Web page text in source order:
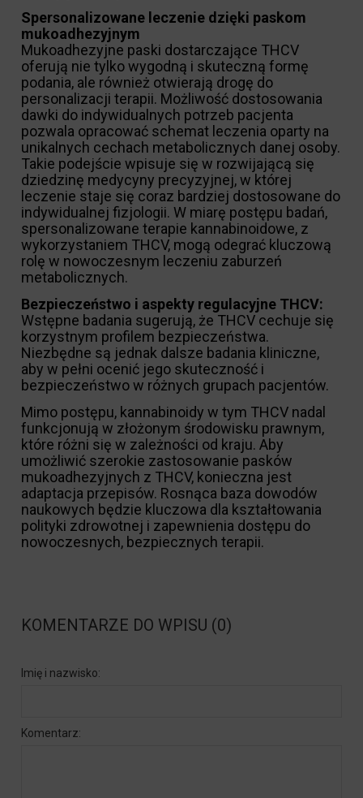
Spersonalizowane leczenie dzięki paskom
mukoadhezyjnym
Mukoadhezyjne paski dostarczające THCV
oferują nie tylko wygodną i skuteczną formę
podania, ale również otwierają drogę do
personalizacji terapii. Możliwość dostosowania
dawki do indywidualnych potrzeb pacjenta
pozwala opracować schemat leczenia oparty na
unikalnych cechach metabolicznych danej osoby.
Takie podejście wpisuje się w rozwijającą się
dziedzinę medycyny precyzyjnej, w której
leczenie staje się coraz bardziej dostosowane do
indywidualnej fizjologii. W miarę postępu badań,
spersonalizowane terapie kannabinoidowe, z
wykorzystaniem THCV, mogą odegrać kluczową
rolę w nowoczesnym leczeniu zaburzeń
metabolicznych.
Bezpieczeństwo i aspekty regulacyjne THCV:
Wstępne badania sugerują, że THCV cechuje się
korzystnym profilem bezpieczeństwa.
Niezbędne są jednak dalsze badania kliniczne,
aby w pełni ocenić jego skuteczność i
bezpieczeństwo w różnych grupach pacjentów.
Mimo postępu, kannabinoidy w tym THCV nadal
funkcjonują w złożonym środowisku prawnym,
które różni się w zależności od kraju. Aby
umożliwić szerokie zastosowanie pasków
mukoadhezyjnych z THCV, konieczna jest
adaptacja przepisów. Rosnąca baza dowodów
naukowych będzie kluczowa dla kształtowania
polityki zdrowotnej i zapewnienia dostępu do
nowoczesnych, bezpiecznych terapii.
KOMENTARZE DO WPISU (0)
Imię i nazwisko:
Komentarz: